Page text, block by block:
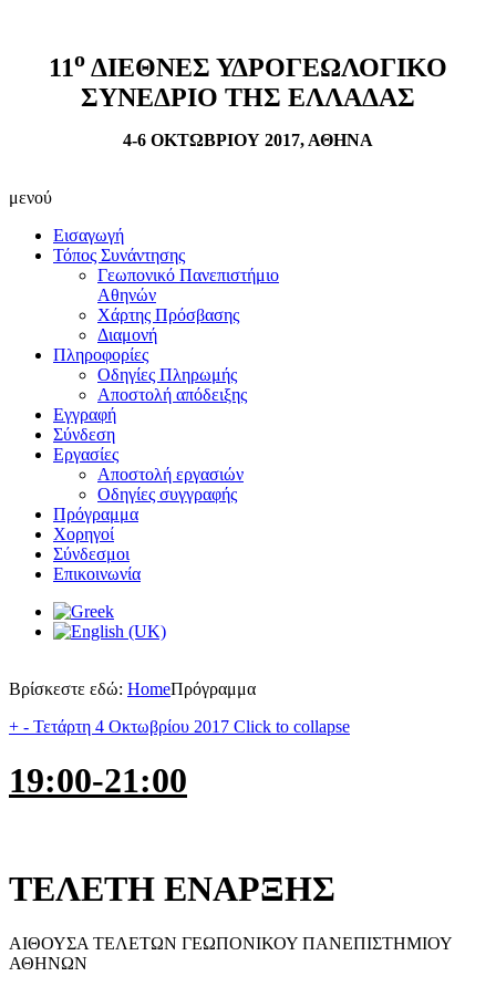
11ο ΔΙΕΘΝΕΣ ΥΔΡΟΓΕΩΛΟΓΙΚΟ
ΣΥΝΕΔΡΙΟ ΤΗΣ ΕΛΛΑΔΑΣ
4-6 ΟΚΤΩΒΡΙΟΥ 2017, ΑΘΗΝΑ
μενού
Εισαγωγή
Τόπος Συνάντησης
Γεωπονικό Πανεπιστήμιο
Αθηνών
Χάρτης Πρόσβασης
Διαμονή
Πληροφορίες
Οδηγίες Πληρωμής
Αποστολή απόδειξης
Εγγραφή
Σύνδεση
Εργασίες
Αποστολή εργασιών
Οδηγίες συγγραφής
Πρόγραμμα
Χορηγοί
Σύνδεσμοι
Επικοινωνία
Βρίσκεστε εδώ: HomeΠρόγραμμα
+ - Τετάρτη 4 Οκτωβρίου 2017 Click to collapse
19:00-21:00
ΤΕΛΕΤΗ ΕΝΑΡΞΗΣ
ΑΙΘΟΥΣΑ ΤΕΛΕΤΩΝ ΓΕΩΠΟΝΙΚΟΥ ΠΑΝΕΠΙΣΤΗΜΙΟΥ
ΑΘΗΝΩΝ